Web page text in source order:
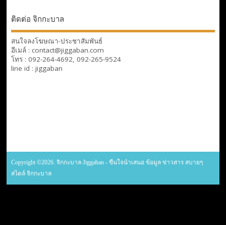
ติดต่อ จิกกะบาล
สนใจลงโฆษณา-ประชาสัมพันธ์
อีเมล์ : contact@jiggaban.com
โทร : 092-264-4692, 092-265-9524
line id : jiggaban
Copyright ©2026. จิกกะบาล Jiggaban - ขืนใจนำเสนอ ข้อมูล ข่าวสาร สบายๆ
สไตล์ จิกกะบาล